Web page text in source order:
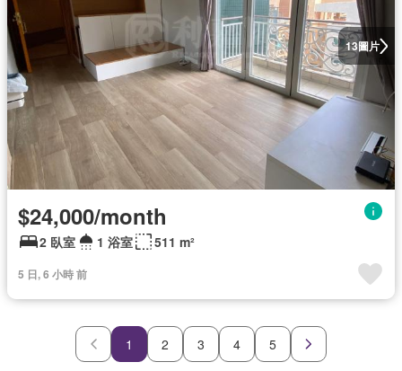
13圖片
$24,000/month
2 臥室 1 浴室 511 m²
5 日, 6 小時 前
1 2 3 4 5